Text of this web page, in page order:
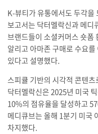
K-뷰티가 유통에서도 두각
보고서는 닥터멜락신과 메디
브랜드들이 소셜커머스 숏폼
알리고 아마존 구매로 수요
있다고 설명했다.
스피큘 기반의 시각적 콘텐츠
닥터멜락신은 2025년 미국
10%의 점유율을 달성하고
메디큐브는 올해 1분기 미국
차지했다.